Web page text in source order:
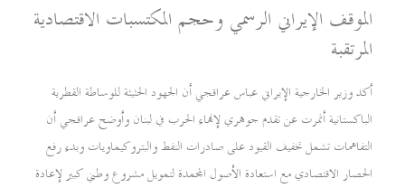
الموقف الإيراني الرسمي وحجم المكتسبات الاقتصادية
المرتقبة
أكد وزير الخارجية الإيراني عباس عراقجي أن الجهود الحثيثة للوساطة القطرية
الباكستانية أثمرت عن تقدم جوهري لإنهاء الحرب في لبنان وأوضح عراقجي أن
التفاهمات تشمل تخفيف القيود على صادرات النفط والبتروكيماويات وبدء رفع
الحصار الاقتصادي مع استعادة الأصول المجمدة لتمويل مشروع وطني كبير لإعادة